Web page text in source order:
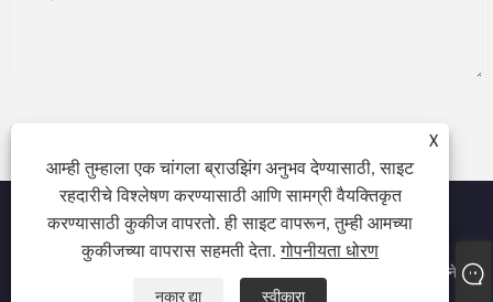
X
आम्ही तुम्हाला एक चांगला ब्राउझिंग अनुभव देण्यासाठी, साइट
रहदारीचे विश्लेषण करण्यासाठी आणि सामग्री वैयक्तिकृत
करण्यासाठी कुकीज वापरतो. ही साइट वापरून, तुम्ही आमच्या
कुकीजच्या वापरास सहमती देता.गोपनीयता धोरण
नकार द्या स्वीकारा
कॉपीराइट © 2022 Atocnail Industry Co., मर्यादित - नेल ड्रायर, जेल ड्रायर, नेल